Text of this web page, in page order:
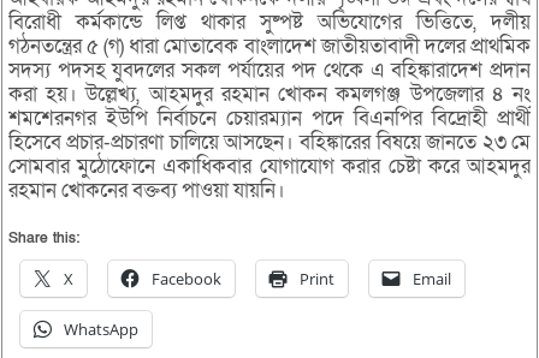
বিরোধী কর্মকান্ডে লিপ্ত থাকার সুষ্পষ্ট অভিযোগের ভিত্তিতে, দলীয়
গঠনতন্ত্রের ৫ (গ) ধারা মোতাবেক বাংলাদেশ জাতীয়তাবাদী দলের প্রাথমিক
সদস্য পদসহ যুবদলের সকল পর্যায়ের পদ থেকে এ বহিঙ্কারাদেশ প্রদান
করা হয়। উল্লেখ্য, আহমদুর রহমান খোকন কমলগঞ্জ উপজেলার ৪ নং
শমশেরনগর ইউপি নির্বাচনে চেয়ারম্যান পদে বিএনপির বিদ্রোহী প্রার্থী
হিসেবে প্রচার-প্রচারণা চালিয়ে আসছেন। বহিঙ্কারের বিষয়ে জানতে ২৩ মে
সোমবার মুঠোফোনে একাধিকবার যোগাযোগ করার চেষ্টা করে আহমদুর
রহমান খোকনের বক্তব্য পাওয়া যায়নি।
Share this:
X Facebook Print Email
WhatsApp